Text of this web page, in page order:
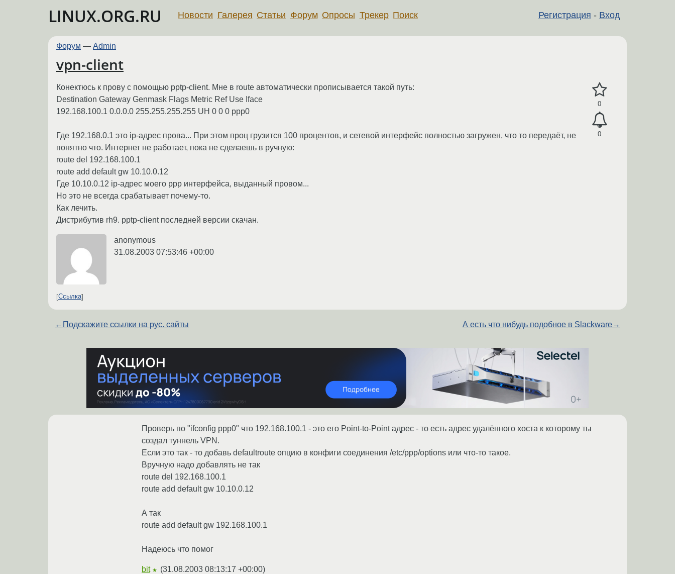
LINUX.ORG.RU Регистрация - Вход
Новости Галерея Статьи Форум Опросы Трекер Поиск
Форум — Admin
vpn-client
0
0
Конектюсь к прову с помощью pptp-client. Мне в route автоматически прописывается такой путь:
Destination Gateway Genmask Flags Metric Ref Use Iface
192.168.100.1 0.0.0.0 255.255.255.255 UH 0 0 0 ppp0
Где 192.168.0.1 это ip-адрес прова... При этом проц грузится 100 процентов, и сетевой интерфейс полностью загружен, что то передаёт, не
понятно что. Интернет не работает, пока не сделаешь в ручную:
route del 192.168.100.1
route add default gw 10.10.0.12
Где 10.10.0.12 ip-адрес моего ppp интерфейса, выданный провом...
Но это не всегда срабатывает почему-то.
Как лечить.
Дистрибутив rh9. pptp-client последней версии скачан.
anonymous
31.08.2003 07:53:46 +00:00
Ссылка
← Подскажите ссылки на рус. сайты А есть что нибудь подобное в Slackware→
Проверь по "ifconfig ppp0" что 192.168.100.1 - это его Point-to-Point адрес - то есть адрес удалённого хоста к которому ты
создал туннель VPN.
Если это так - то добавь defaultroute опцию в конфиги соединения /etc/ppp/options или что-то такое.
Вручную надо добавлять не так
route del 192.168.100.1
route add default gw 10.10.0.12
А так
route add default gw 192.168.100.1
Надеюсь что помог
bit ★ (31.08.2003 08:13:17 +00:00)